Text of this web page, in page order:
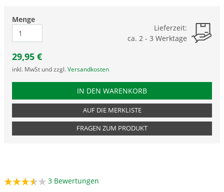
Menge
Lieferzeit:
ca. 2 - 3 Werktage
29,95 €
inkl. MwSt und zzgl. Versandkosten
PRODUKTNUMMER GAA
IN DEN WARENKORB
AUF DIE MERKLISTE
FRAGEN ZUM PRODUKT
3 Bewertungen